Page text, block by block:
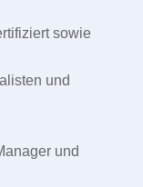
sowie
und
und